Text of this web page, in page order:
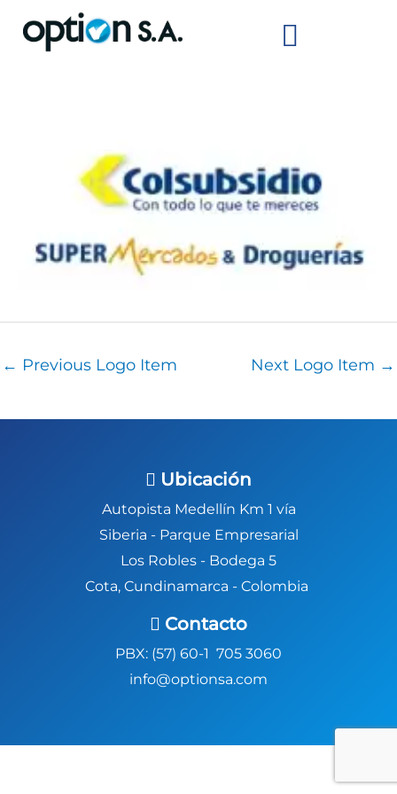
← Previous Logo Item Next Logo Item →
Ubicación
Autopista Medellín Km 1 vía
Siberia - Parque Empresarial
Los Robles - Bodega 5
Cota, Cundinamarca - Colombia
Contacto
PBX: (57) 60-1 705 3060
info@optionsa.com